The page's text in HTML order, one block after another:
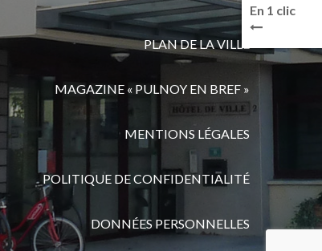
En 1 clic
PLAN DE LA VILLE
MAGAZINE « PULNOY EN BREF »
MENTIONS LÉGALES
POLITIQUE DE CONFIDENTIALITÉ
DONNÉES PERSONNELLES